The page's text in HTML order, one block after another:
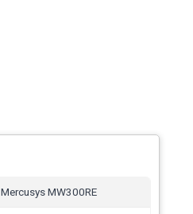
Mercusys MW300RE